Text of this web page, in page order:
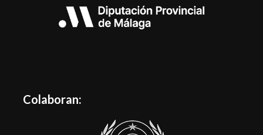
Colaboran: